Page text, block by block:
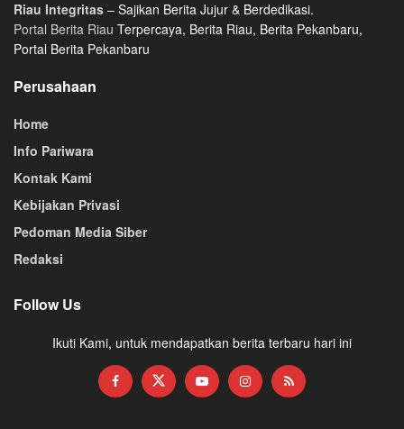
Riau Integritas – Sajikan Berita Jujur & Berdedikasi.
Portal Berita Riau Terpercaya, Berita Riau, Berita Pekanbaru,
Portal Berita Pekanbaru
Perusahaan
Home
Info Pariwara
Kontak Kami
Kebijakan Privasi
Pedoman Media Siber
Redaksi
Follow Us
Ikuti Kami, untuk mendapatkan berita terbaru hari ini